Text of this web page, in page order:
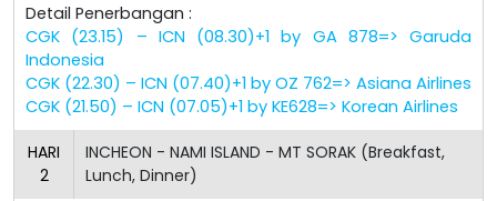
Detail Penerbangan :
CGK (23.15) – ICN (08.30)+1 by GA 878=> Garuda
Indonesia
CGK (22.30) – ICN (07.40)+1 by OZ 762=> Asiana Airlines
CGK (21.50) – ICN (07.05)+1 by KE628=> Korean Airlines
HARI
2
INCHEON - NAMI ISLAND - MT SORAK (Breakfast,
Lunch, Dinner)